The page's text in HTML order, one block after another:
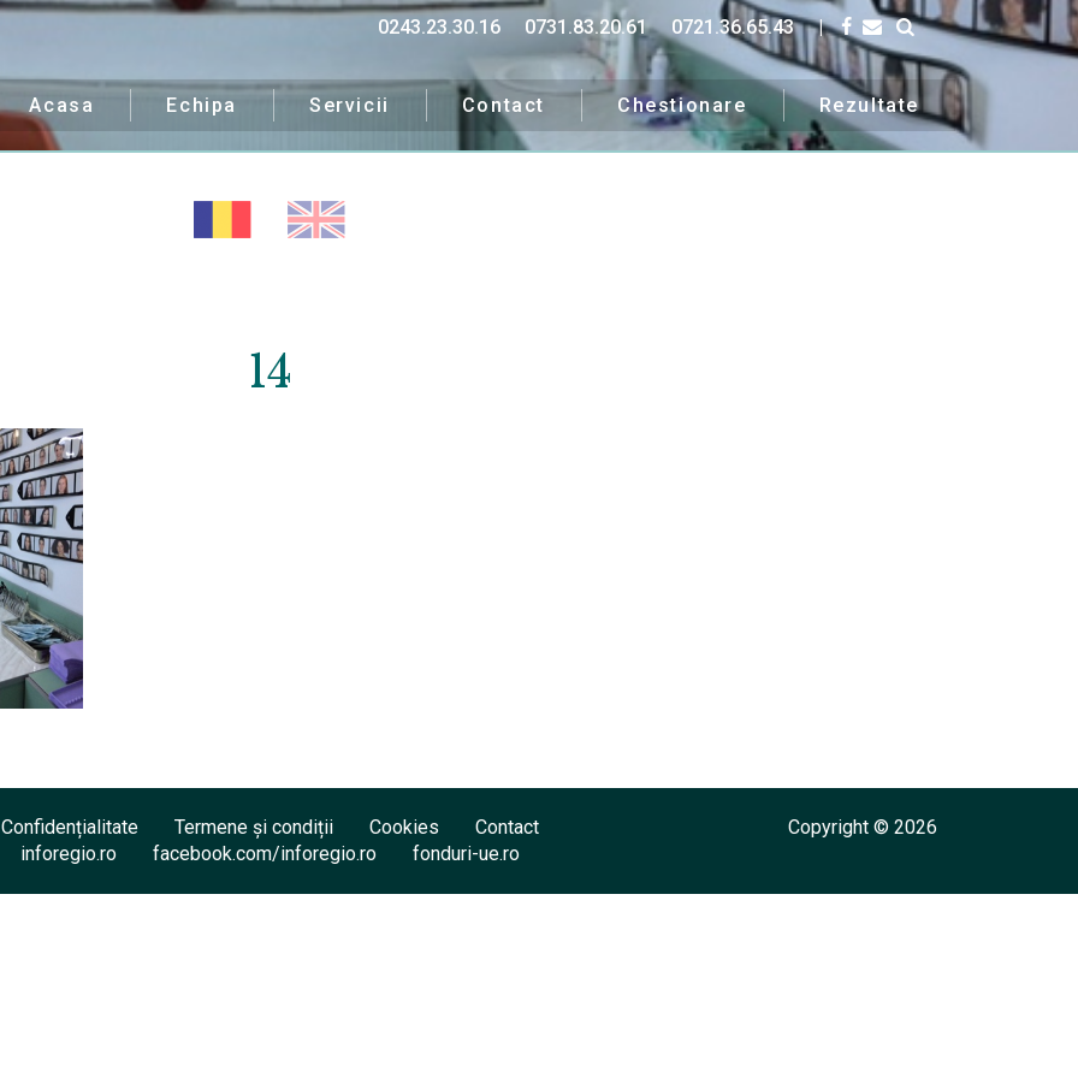
0243.23.30.16 0731.83.20.61 0721.36.65.43 |
Acasa Echipa Servicii Contact Chestionare Rezultate
noastră îți va fi alături.
14
Confidențialitate Termene și condiții Cookies
Contact
inforegio.ro
facebook.com/inforegio.ro fonduri-ue.ro
Copyright © 2026